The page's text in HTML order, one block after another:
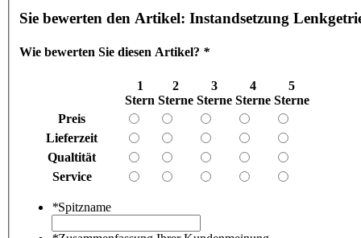
Sie bewerten den Artikel: Instandsetzung
Wie bewerten Sie diesen Artikel? *
1
Stern
2
Sterne
3
Sterne
4
Sterne
5
Sterne
Preis
Lieferzeit
Qualtität
Service
*Spitzname